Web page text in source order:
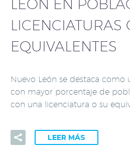
LEÓN EN
LICENCIATURAS
EQUIVALENTES
Nuevo León se destaca como
con mayor porcentaje de
con una licenciatura o su
LEER MÁS